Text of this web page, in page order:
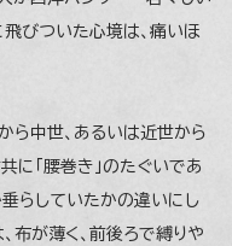
びついた心境は、痛いほ
ら中世、あるいは近世から
に「腰巻き」のたぐいであ
らしていたかの違いにし
布が薄く、前後ろで縛りや